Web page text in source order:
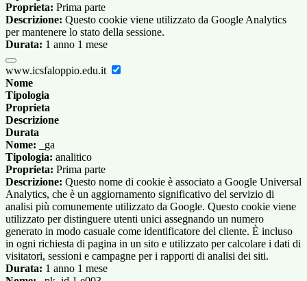
Proprieta: Prima parte
Descrizione: Questo cookie viene utilizzato da Google Analytics
per mantenere lo stato della sessione.
Durata: 1 anno 1 mese
www.icsfaloppio.edu.it
Nome
Tipologia
Proprieta
Descrizione
Durata
Nome: _ga
Tipologia: analitico
Proprieta: Prima parte
Descrizione: Questo nome di cookie è associato a Google Universal
Analytics, che è un aggiornamento significativo del servizio di
analisi più comunemente utilizzato da Google. Questo cookie viene
utilizzato per distinguere utenti unici assegnando un numero
generato in modo casuale come identificatore del cliente. È incluso
in ogni richiesta di pagina in un sito e utilizzato per calcolare i dati di
visitatori, sessioni e campagne per i rapporti di analisi dei siti.
Durata: 1 anno 1 mese